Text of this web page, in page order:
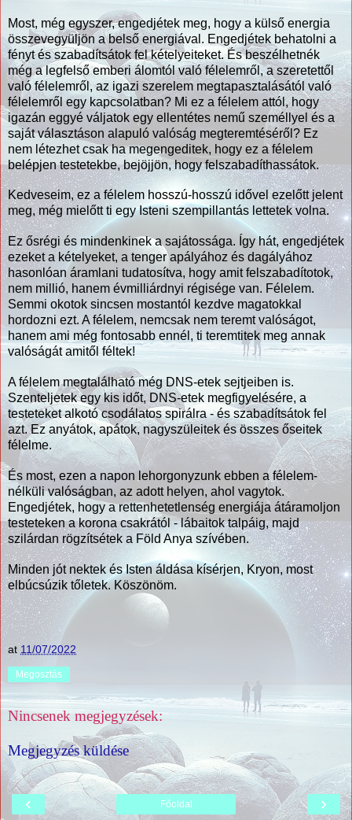
Most, még egyszer, engedjétek meg, hogy a külső energia
összevegyüljön a belső energiával. Engedjétek behatolni a
fényt és szabadítsátok fel kételyeiteket. És beszélhetnék
még a legfelső emberi álomtól való félelemről, a szeretettől
való félelemről, az igazi szerelem megtapasztalásától való
félelemről egy kapcsolatban? Mi ez a félelem attól, hogy
igazán eggyé váljatok egy ellentétes nemű személlyel és a
saját választáson alapuló valóság megteremtéséről? Ez
nem létezhet csak ha megengeditek, hogy ez a félelem
belépjen testetekbe, bejöjjön, hogy felszabadíthassátok.
Kedveseim, ez a félelem hosszú-hosszú idővel ezelőtt jelent
meg, még mielőtt ti egy Isteni szempillantás lettetek volna.
Ez ősrégi és mindenkinek a sajátossága. Így hát, engedjétek
ezeket a kételyeket, a tenger apályához és dagályához
hasonlóan áramlani tudatosítva, hogy amit felszabadítotok,
nem millió, hanem évmilliárdnyi régisége van. Félelem.
Semmi okotok sincsen mostantól kezdve magatokkal
hordozni ezt. A félelem, nemcsak nem teremt valóságot,
hanem ami még fontosabb ennél, ti teremtitek meg annak
valóságát amitől féltek!
A félelem megtalálható még DNS-etek sejtjeiben is.
Szenteljetek egy kis időt, DNS-etek megfigyelésére, a
testeteket alkotó csodálatos spirálra - és szabadítsátok fel
azt. Ez anyátok, apátok, nagyszüleitek és összes őseitek
félelme.
És most, ezen a napon lehorgonyzunk ebben a félelem-
nélküli valóságban, az adott helyen, ahol vagytok.
Engedjétek, hogy a rettenhetetlenség energiája átáramoljon
testeteken a korona csakrától - lábaitok talpáig, majd
szilárdan rögzítsétek a Föld Anya szívében.
Minden jót nektek és Isten áldása kísérjen, Kryon, most
elbúcsúzik tőletek. Köszönöm.
at 11/07/2022
Megosztás
Nincsenek megjegyzések:
Megjegyzés küldése
‹ ›
Főoldal